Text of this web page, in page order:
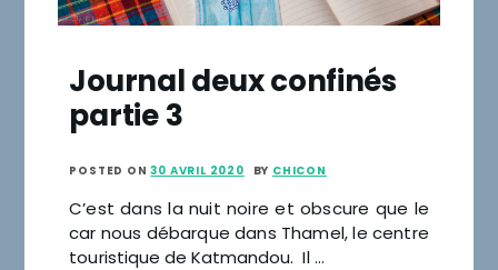
Journal deux confinés
partie 3
POSTED ON30 AVRIL 2020 BY CHICON
C’est dans la nuit noire et obscure que le
car nous débarque dans Thamel, le centre
touristique de Katmandou. Il …